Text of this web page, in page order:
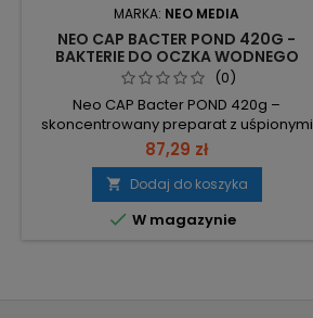
MARKA: NEO MEDIA
NEO CAP BACTER POND 420G -
BAKTERIE DO OCZKA WODNEGO
30.000L | KRYSTALICZNA WODA
(0)
Neo CAP Bacter POND 420g –
skoncentrowany preparat z uśpionymi
bakteriami do oczka wodnego,
wydajność 30.000 l; uaktywnia się od
razu po dodaniu. Opakowanie: 420g –
wydajność na 30.000 l (30 ton wody).
Uśpione bakterie aktywują się po
87,29 zł
 Dodaj do koszyka
 W magazynie